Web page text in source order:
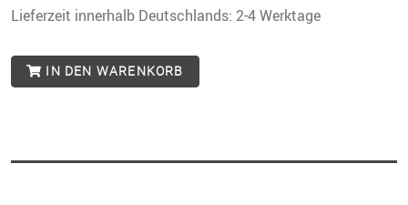
Lieferzeit innerhalb Deutschlands: 2-4 Werktage
IN DEN WARENKORB